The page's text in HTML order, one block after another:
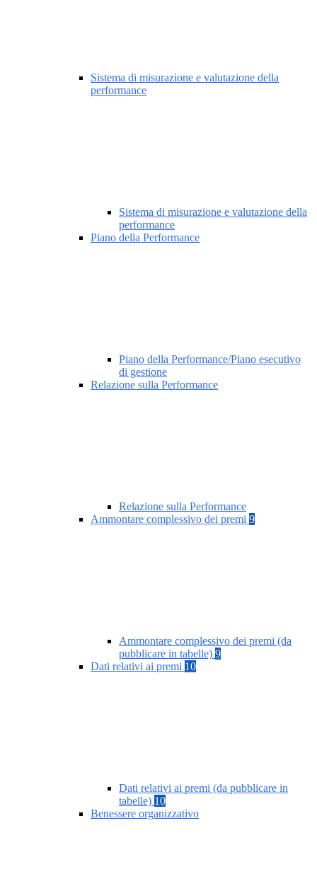
Sistema di misurazione e valutazione della
performance
Sistema di misurazione e valutazione della
performance
Piano della Performance
Piano della Performance/Piano esecutivo
di gestione
Relazione sulla Performance
Relazione sulla Performance
Ammontare complessivo dei premi 9
Ammontare complessivo dei premi (da
pubblicare in tabelle) 9
Dati relativi ai premi 10
Dati relativi ai premi (da pubblicare in
tabelle) 10
Benessere organizzativo